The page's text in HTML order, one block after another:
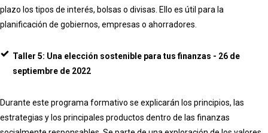
plazo los tipos de interés, bolsas o divisas. Ello es útil para la
planificación de gobiernos, empresas o ahorradores.
Taller 5: Una elección sostenible para tus finanzas - 26 de
septiembre de 2022
Durante este programa formativo se explicarán los principios, las
estrategias y los principales productos dentro de las finanzas